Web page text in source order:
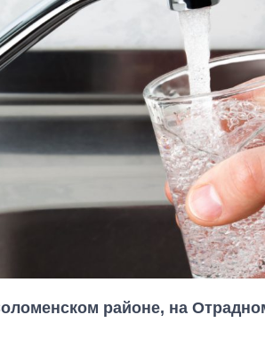
районе, на